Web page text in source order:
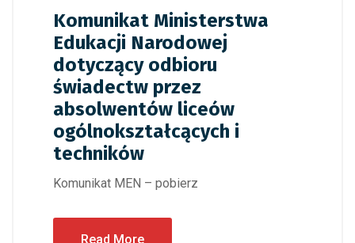
Komunikat Ministerstwa
Edukacji Narodowej
dotyczący odbioru
świadectw przez
absolwentów liceów
ogólnokształcących i
techników
Komunikat MEN – pobierz
Read More